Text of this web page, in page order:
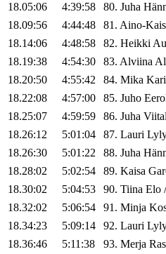
18.05:06
4:39:58 80. Juha
18.09:56
4:44:48 81. Aino-
18.14:06
4:48:58 82. Heikki
18.19:38
4:54:30 83. Alviina
18.20:50
4:55:42 84. Mika Kari
18.22:08
4:57:00 85. Juho
18.25:07
4:59:59 86. Juha
18.26:12
5:01:04 87. Lauri
18.26:30
5:01:22 88. Juha
18.28:02
5:02:54 89. Kaisa
18.30:02
5:04:53 90. Tiina Elo /
18.32:02
5:06:54 91. Minja
18.34:23
5:09:14 92. Lauri
18.36:46
5:11:38 93. Merja